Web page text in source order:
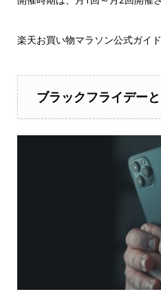
楽天お買い物マラソン公式ガイ
ブラックフライデー